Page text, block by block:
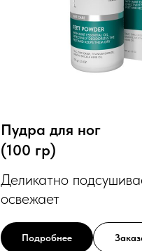
Пудра для ног
(100 гр)
Деликатно
освежает
Подробнее